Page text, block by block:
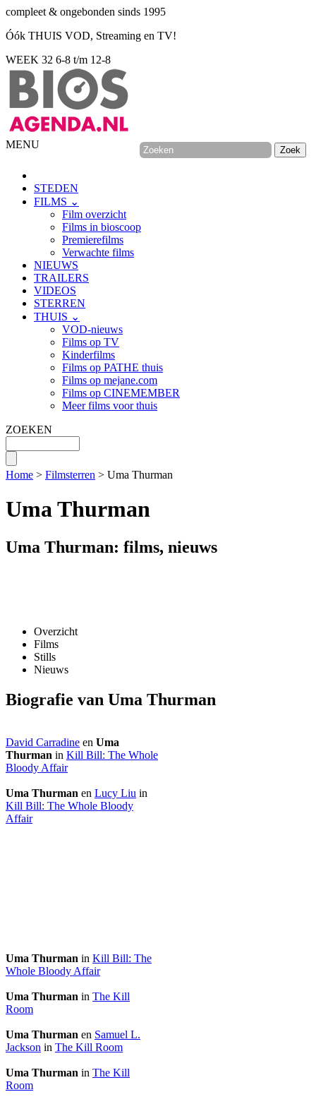
compleet & ongebonden sinds 1995
Óók THUIS VOD, Streaming en TV!
WEEK 32 6-8 t/m 12-8
MENU
STEDEN
FILMS ⌄
Film overzicht
Films in bioscoop
Premierefilms
Verwachte films
NIEUWS
TRAILERS
VIDEOS
STERREN
THUIS ⌄
VOD-nieuws
Films op TV
Kinderfilms
Films op PATHE thuis
Films op mejane.com
Films op CINEMEMBER
Meer films voor thuis
ZOEKEN
Home > Filmsterren > Uma Thurman
Uma Thurman
Uma Thurman: films, nieuws
Overzicht
Films
Stills
Nieuws
Biografie van Uma Thurman
David Carradine en Uma
Thurman in Kill Bill: The Whole
Bloody Affair
Uma Thurman en Lucy Liu in
Kill Bill: The Whole Bloody
Affair
Uma Thurman in Kill Bill: The
Whole Bloody Affair
Uma Thurman in The Kill
Room
Uma Thurman en Samuel L.
Jackson in The Kill Room
Uma Thurman in The Kill
Room